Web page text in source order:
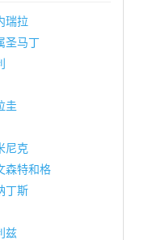
瑞拉
圣马丁
圭
尼克
森特和格
丁斯
兹